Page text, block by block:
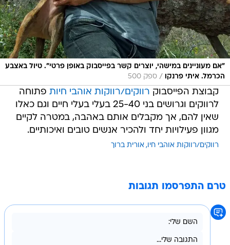
"אם מעוניינים במישהי, יוצרים קשר בפייסבוק באופן פרטי". טיול באצבע
הכרמל. איתי פרנקו
/ ספק 500
קבוצת הפייסבוק רווקים/רווקות אוהבי חיות פתוחה
לרווקים וגרושים בני 25-40 בעלי בעלי חיים וגם כאלו
שאין להם, אך מקבלים אותם באהבה, במטרה לקיים
מגוון פעילויות יחד ולהכיר אנשים טובים ואיכותיים.
רווקים/רווקות אוהבי חיו אורית ברוך
טרם התפרסמו תגובות